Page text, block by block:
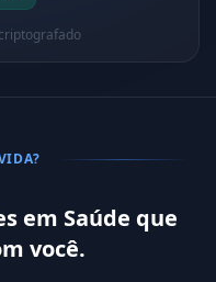
em Saúde que
você.